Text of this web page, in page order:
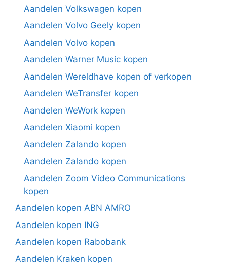
Aandelen Volkswagen kopen
Aandelen Volvo Geely kopen
Aandelen Volvo kopen
Aandelen Warner Music kopen
Aandelen Wereldhave kopen of verkopen
Aandelen WeTransfer kopen
Aandelen WeWork kopen
Aandelen Xiaomi kopen
Aandelen Zalando kopen
Aandelen Zalando kopen
Aandelen Zoom Video Communications
kopen
Aandelen kopen ABN AMRO
Aandelen kopen ING
Aandelen kopen Rabobank
Aandelen Kraken kopen